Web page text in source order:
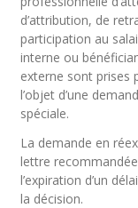
d’attribution, de
participation au
interne ou
externe sont prises
l’objet d’une
spéciale.
La demande en
lettre
l’expiration d’un
la décision.